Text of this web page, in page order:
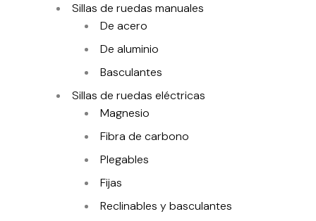
Sillas de ruedas manuales
De acero
De aluminio
Basculantes
Sillas de ruedas eléctricas
Magnesio
Fibra de carbono
Plegables
Fijas
Reclinables y basculantes